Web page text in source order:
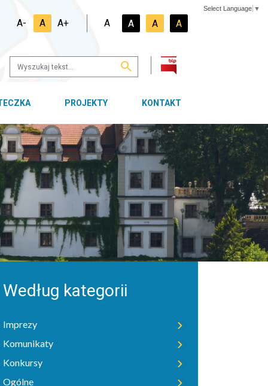
Select Language ▼
A- A A+ A A A A
PROJEKTY KONTAKT
Według kategorii
Imprezy
Komunikaty
Konkursy
Ogólne